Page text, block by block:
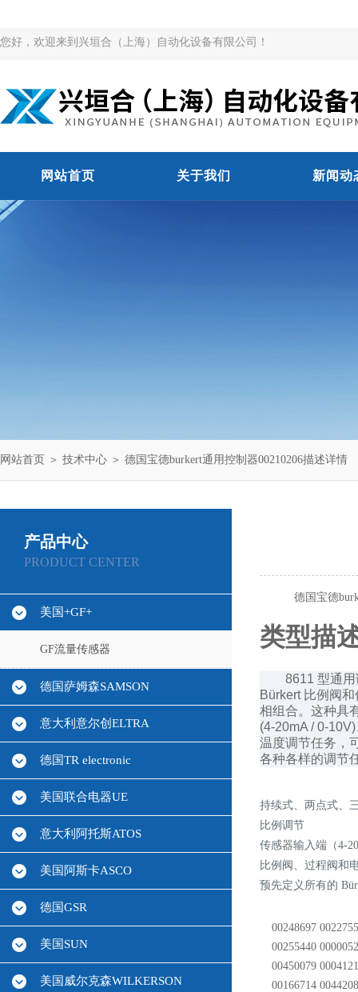
您好，欢迎来到兴垣合（上海）自动化设备有限公司！
网站首页 关于我们 新闻动
网站首页 ＞ 技术中心 ＞ 德国宝德burkert通用控制器00210206描述详情
产品中心
PRODUCT CENTER
美国+GF+
GF流量传感器
德国萨姆森SAMSON
意大利意尔创ELTRA
德国TR electronic
美国联合电器UE
意大利阿托斯ATOS
美国阿斯卡ASCO
德国GSR
美国SUN
美国威尔克森WILKERSON
德国宝德
类型描
8611 型通
Bürkert 比例阀
相组合。这种具
(4-20mA / 0-
温度调节任务，
各种各样的调节
持续式、两点式、
比例调节
传感器输入端（4-
比例阀、过程阀和
预先定义所有的
00248697
00255440
00450079
00166714